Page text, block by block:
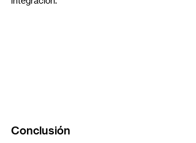
Conclusión